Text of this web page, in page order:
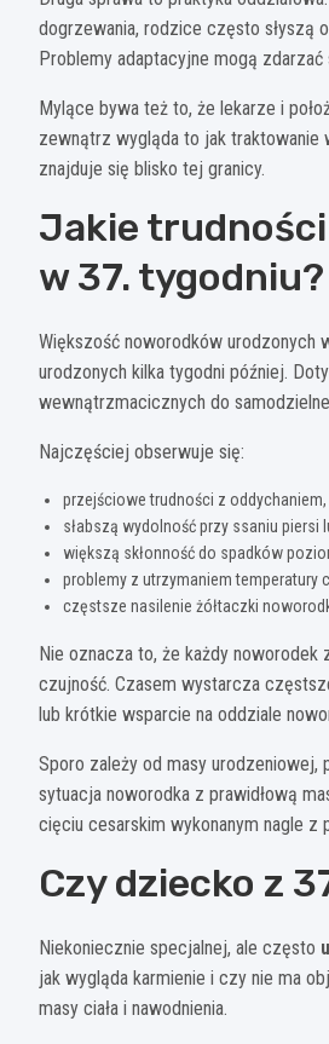
dogrzewania, rodzice często słyszą
Problemy adaptacyjne mogą
Mylące bywa też to, że lekarze i
zewnątrz wygląda to jak traktowanie
znajduje się blisko tej granicy.
Jakie
w 37. tygodniu?
Większość noworodków
urodzonych kilka tygodni później.
wewnątrzmacicznych do
Najczęściej obserwuje się:
przejściowe trudności z oddychaniem,
słabszą wydolność przy ssaniu piersi
większą skłonność do spadków
problemy z utrzymaniem temperatury
częstsze nasilenie żółtaczki
Nie oznacza to, że każdy noworodek
czujność. Czasem wystarcza
lub krótkie wsparcie na oddziale
Sporo zależy od masy urodzeniowej,
sytuacja noworodka z prawidłową
cięciu cesarskim wykonanym nagle z
Czy dziecko z
Niekoniecznie specjalnej, ale często
jak wygląda karmienie i czy nie ma
masy ciała i nawodnienia.